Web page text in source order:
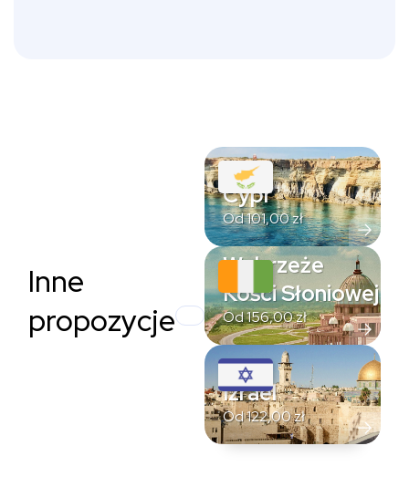
Inne
propozycje
Cypr
Od101,00zł
Wybrzeże
Kości Słoniowej
Od156,00zł
Izrael
Od122,00zł